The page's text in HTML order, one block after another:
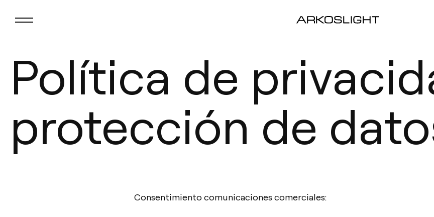
Política de
protección de
Consentimiento comunicaciones comerciales: